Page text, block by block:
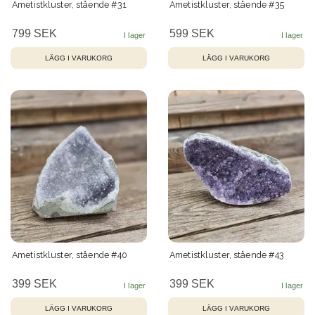
Ametistkluster, stående #31
799 SEK
Ametistkluster, stående #35
599 SEK
Ametistkluster, stående #40
399 SEK
Ametistkluster, stående #43
399 SEK